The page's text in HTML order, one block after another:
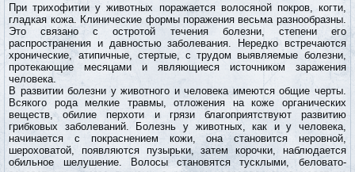
При трихофитии у животных поражается волосяной покров, когти,
гладкая кожа. Клинические формы поражения весьма разнообразны.
Это связано с остротой течения болезни, степени его
распространения и давностью заболевания. Нередко встречаются
хронические, атипичные, стертые, с трудом выявляемые болезни,
протекающие месяцами и являющиеся источником заражения
человека.
В развитии болезни у животного и человека имеются общие черты.
Всякого рода мелкие травмы, отложения на коже органических
веществ, обилие перхоти и грязи благоприятствуют развитию
грибковых заболеваний. Болезнь у животных, как и у человека,
начинается с покраснением кожи, она становится неровной,
шероховатой, появляются пузырьки, затем корочки, наблюдается
обильное шелушение. Волосы становятся тусклыми, беловато-